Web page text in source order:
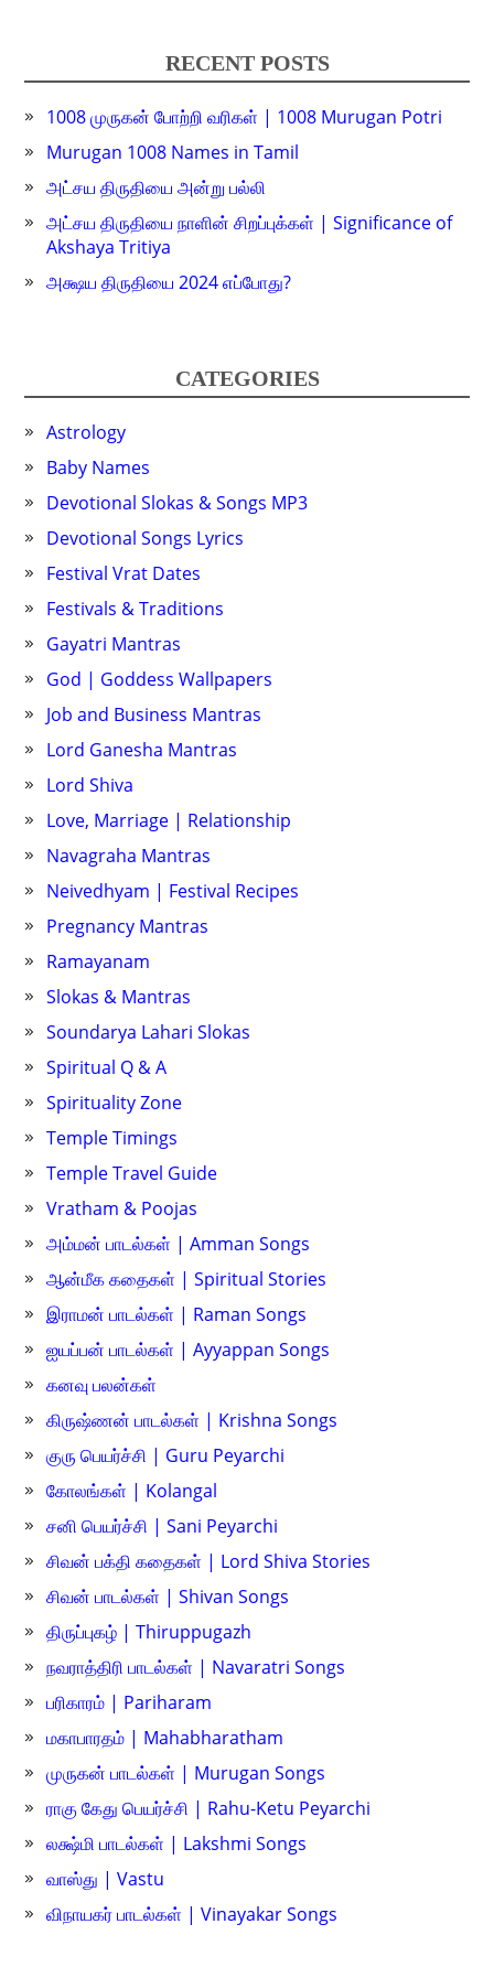
RECENT POSTS
1008 முருகன் போற்றி வரிகள் | 1008 Murugan Potri
Murugan 1008 Names in Tamil
அட்சய திருதியை அன்று பல்லி
அட்சய திருதியை நாளின் சிறப்புக்கள் | Significance of
Akshaya Tritiya
அக்ஷய திருதியை 2024 எப்போது?
CATEGORIES
Astrology
Baby Names
Devotional Slokas & Songs MP3
Devotional Songs Lyrics
Festival Vrat Dates
Festivals & Traditions
Gayatri Mantras
God | Goddess Wallpapers
Job and Business Mantras
Lord Ganesha Mantras
Lord Shiva
Love, Marriage | Relationship
Navagraha Mantras
Neivedhyam | Festival Recipes
Pregnancy Mantras
Ramayanam
Slokas & Mantras
Soundarya Lahari Slokas
Spiritual Q & A
Spirituality Zone
Temple Timings
Temple Travel Guide
Vratham & Poojas
அம்மன் பாடல்கள் | Amman Songs
ஆன்மீக கதைகள் | Spiritual Stories
இராமன் பாடல்கள் | Raman Songs
ஐயப்பன் பாடல்கள் | Ayyappan Songs
கனவு பலன்கள்
கிருஷ்ணன் பாடல்கள் | Krishna Songs
குரு பெயர்ச்சி | Guru Peyarchi
கோலங்கள் | Kolangal
சனி பெயர்ச்சி | Sani Peyarchi
சிவன் பக்தி கதைகள் | Lord Shiva Stories
சிவன் பாடல்கள் | Shivan Songs
திருப்புகழ் | Thiruppugazh
நவராத்திரி பாடல்கள் | Navaratri Songs
பரிகாரம் | Pariharam
மகாபாரதம் | Mahabharatham
முருகன் பாடல்கள் | Murugan Songs
ராகு கேது பெயர்ச்சி | Rahu-Ketu Peyarchi
லக்ஷ்மி பாடல்கள் | Lakshmi Songs
வாஸ்து | Vastu
விநாயகர் பாடல்கள் | Vinayakar Songs